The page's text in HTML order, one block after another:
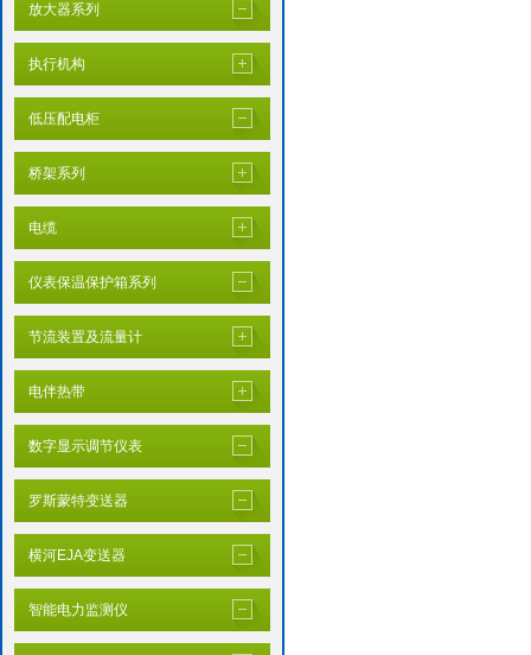
放大器系列
执行机构
低压配电柜
桥架系列
电缆
仪表保温保护箱系列
节流装置及流量计
电伴热带
数字显示调节仪表
罗斯蒙特变送器
横河EJA变送器
智能电力监测仪